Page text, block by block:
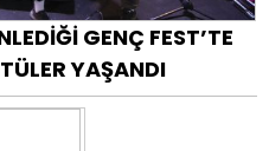
GENÇ FEST’TE
YAŞANDI